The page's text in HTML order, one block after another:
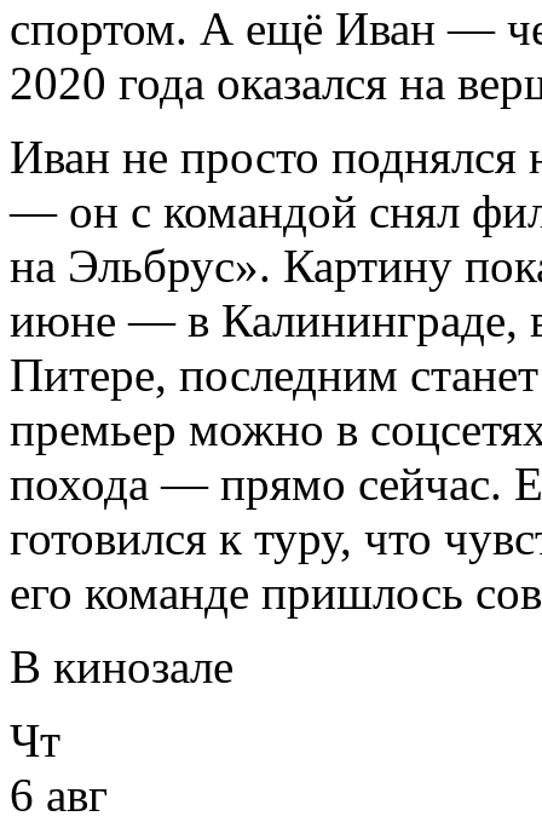
спортом. А ещё Иван —
2020 года оказался на
Иван не просто
— он с командой снял
на Эльбрус». Картину
июне — в
Питере, последним
премьер можно в
похода — прямо сейчас.
готовился к туру, что
его команде пришлось
В кинозале
Чт
6 авг